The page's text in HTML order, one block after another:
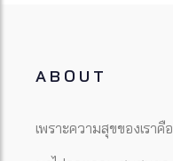
ABOUT
เพราะความสุขของเราคื